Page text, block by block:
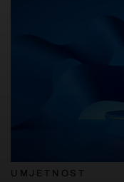
UMJETNOST